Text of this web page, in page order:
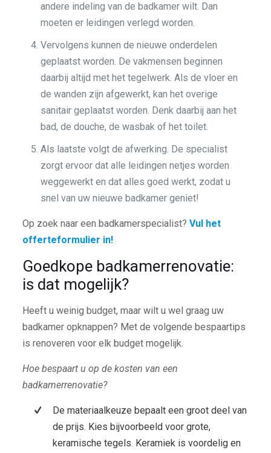
andere indeling van de badkamer wilt. Dan
moeten er leidingen verlegd worden.
Vervolgens kunnen de nieuwe onderdelen
geplaatst worden. De vakmensen beginnen
daarbij altijd met het tegelwerk. Als de vloer en
de wanden zijn afgewerkt, kan het overige
sanitair geplaatst worden. Denk daarbij aan het
bad, de douche, de wasbak of het toilet.
Als laatste volgt de afwerking. De specialist
zorgt ervoor dat alle leidingen netjes worden
weggewerkt en dat alles goed werkt, zodat u
snel van uw nieuwe badkamer geniet!
Op zoek naar een badkamerspecialist? Vul het
offerteformulier in!
Goedkope badkamerrenovatie:
is dat mogelijk?
Heeft u weinig budget, maar wilt u wel graag uw
badkamer opknappen? Met de volgende bespaartips
is renoveren voor elk budget mogelijk.
Hoe bespaart u op de kosten van een
badkamerrenovatie?
De materiaalkeuze bepaalt een groot deel van
de prijs. Kies bijvoorbeeld voor grote,
keramische tegels. Keramiek is voordelig en